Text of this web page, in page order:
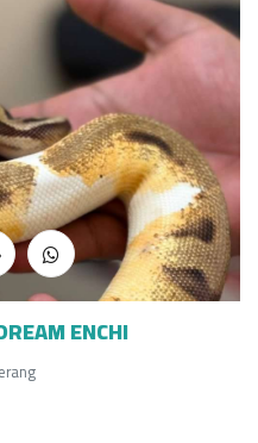
ENCHI